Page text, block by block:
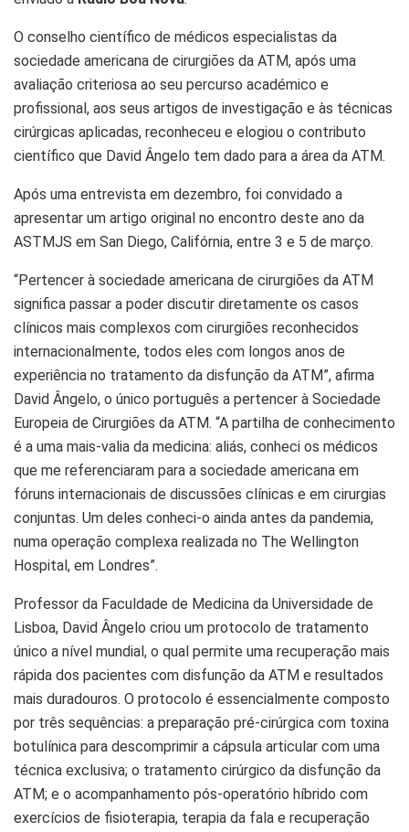
O conselho científico de médicos especialistas da
sociedade americana de cirurgiões da ATM, após uma
avaliação criteriosa ao seu percurso académico e
profissional, aos seus artigos de investigação e às técnicas
cirúrgicas aplicadas, reconheceu e elogiou o contributo
científico que David Ângelo tem dado para a área da ATM.
Após uma entrevista em dezembro, foi convidado a
apresentar um artigo original no encontro deste ano da
ASTMJS em San Diego, Califórnia, entre 3 e 5 de março.
“Pertencer à sociedade americana de cirurgiões da ATM
significa passar a poder discutir diretamente os casos
clínicos mais complexos com cirurgiões reconhecidos
internacionalmente, todos eles com longos anos de
experiência no tratamento da disfunção da ATM”, afirma
David Ângelo, o único português a pertencer à Sociedade
Europeia de Cirurgiões da ATM. “A partilha de conhecimento
é a uma mais-valia da medicina: aliás, conheci os médicos
que me referenciaram para a sociedade americana em
fóruns internacionais de discussões clínicas e em cirurgias
conjuntas. Um deles conheci-o ainda antes da pandemia,
numa operação complexa realizada no The Wellington
Hospital, em Londres”.
Professor da Faculdade de Medicina da Universidade de
Lisboa, David Ângelo criou um protocolo de tratamento
único a nível mundial, o qual permite uma recuperação mais
rápida dos pacientes com disfunção da ATM e resultados
mais duradouros. O protocolo é essencialmente composto
por três sequências: a preparação pré-cirúrgica com toxina
botulínica para descomprimir a cápsula articular com uma
técnica exclusiva; o tratamento cirúrgico da disfunção da
ATM; e o acompanhamento pós-operatório híbrido com
exercícios de fisioterapia, terapia da fala e recuperação